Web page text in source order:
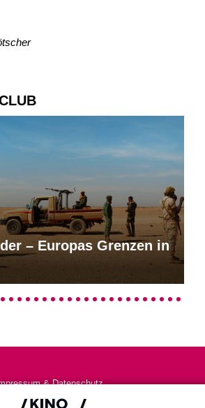
– Europas Grenzen in
& Datenschutz
AGB